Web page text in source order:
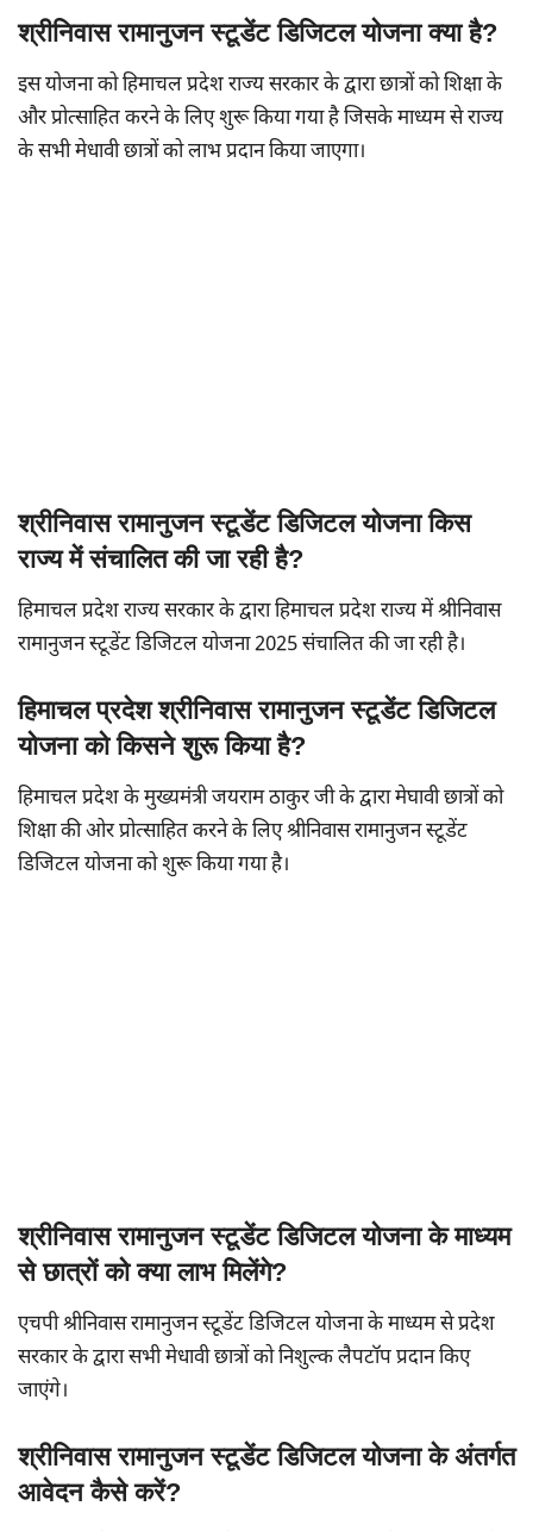
श्रीनिवास रामानुजन स्टूडेंट डिजिटल योजना क्या है?
इस योजना को हिमाचल प्रदेश राज्य सरकार के द्वारा छात्रों को शिक्षा के
और प्रोत्साहित करने के लिए शुरू किया गया है जिसके माध्यम से राज्य
के सभी मेधावी छात्रों को लाभ प्रदान किया जाएगा।
श्रीनिवास रामानुजन स्टूडेंट डिजिटल योजना किस
राज्य में संचालित की जा रही है?
हिमाचल प्रदेश राज्य सरकार के द्वारा हिमाचल प्रदेश राज्य में श्रीनिवास
रामानुजन स्टूडेंट डिजिटल योजना 2025 संचालित की जा रही है।
हिमाचल प्रदेश श्रीनिवास रामानुजन स्टूडेंट डिजिटल
योजना को किसने शुरू किया है?
हिमाचल प्रदेश के मुख्यमंत्री जयराम ठाकुर जी के द्वारा मेघावी छात्रों को
शिक्षा की ओर प्रोत्साहित करने के लिए श्रीनिवास रामानुजन स्टूडेंट
डिजिटल योजना को शुरू किया गया है।
श्रीनिवास रामानुजन स्टूडेंट डिजिटल योजना के माध्यम
से छात्रों को क्या लाभ मिलेंगे?
एचपी श्रीनिवास रामानुजन स्टूडेंट डिजिटल योजना के माध्यम से प्रदेश
सरकार के द्वारा सभी मेधावी छात्रों को निशुल्क लैपटॉप प्रदान किए
जाएंगे।
श्रीनिवास रामानुजन स्टूडेंट डिजिटल योजना के अंतर्गत
आवेदन कैसे करें?